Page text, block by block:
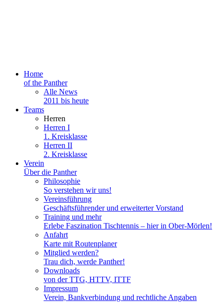
Home
of the Panther
Alle News
2011 bis heute
Teams
Herren
Herren I
1. Kreisklasse
Herren II
2. Kreisklasse
Verein
Über die Panther
Philosophie
So verstehen wir uns!
Vereinsführung
Geschäftsführender und erweiterter Vorstand
Training und mehr
Erlebe Faszination Tischtennis – hier in Ober-Mörlen!
Anfahrt
Karte mit Routenplaner
Mitglied werden?
Trau dich, werde Panther!
Downloads
von der TTG, HTTV, ITTF
Impressum
Verein, Bankverbindung und rechtliche Angaben